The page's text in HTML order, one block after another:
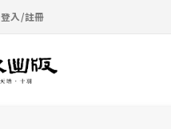
登入/註冊